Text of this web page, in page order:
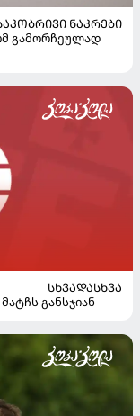
ᲜᲐᲙᲠᲔᲑᲘ
გამორჩეულად
ᲡᲮᲕᲐᲓᲐᲡᲮᲕᲐ
განსჯიან